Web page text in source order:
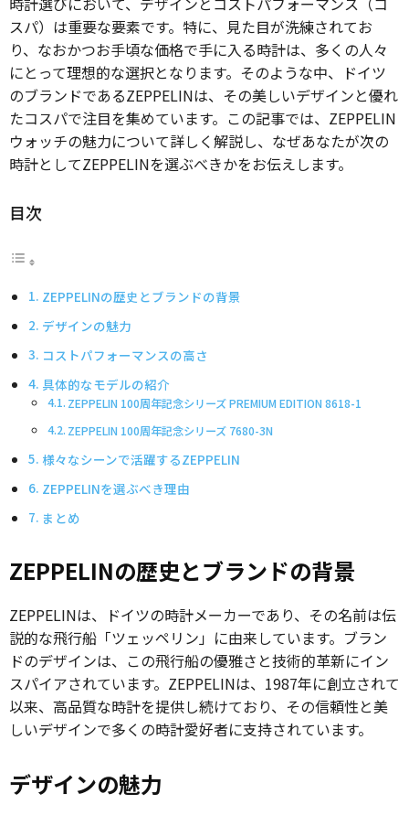
スパ）は重要な要素です。特に、見た目が洗練されてお
り、なおかつお手頃な価格で手に入る時計は、多くの人々
にとって理想的な選択となります。そのような中、ドイツ
のブランドであるZEPPELINは、その美しいデザインと優れ
たコスパで注目を集めています。この記事では、ZEPPELIN
ウォッチの魅力について詳しく解説し、なぜあなたが次の
時計としてZEPPELINを選ぶべきかをお伝えします。
目次
ZEPPELINの歴史とブランドの背景
デザインの魅力
コストパフォーマンスの高さ
具体的なモデルの紹介
ZEPPELIN 100周年記念シリーズ PREMIUM EDITION 8618-1
ZEPPELIN 100周年記念シリーズ 7680-3N
様々なシーンで活躍するZEPPELIN
ZEPPELINを選ぶべき理由
まとめ
ZEPPELINの歴史とブランドの背景
ZEPPELINは、ドイツの時計メーカーであり、その名前は伝
説的な飛行船「ツェッペリン」に由来しています。ブラン
ドのデザインは、この飛行船の優雅さと技術的革新にイン
スパイアされています。ZEPPELINは、1987年に創立されて
以来、高品質な時計を提供し続けており、その信頼性と美
しいデザインで多くの時計愛好者に支持されています。
デザインの魅力